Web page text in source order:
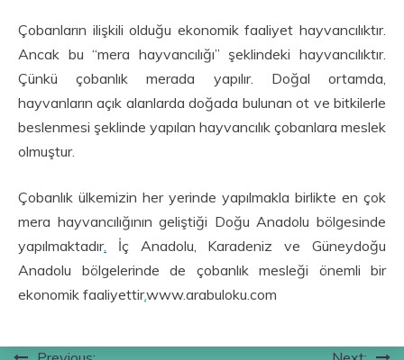
Çobanların ilişkili olduğu ekonomik faaliyet hayvancılıktır.
Ancak bu “mera hayvancılığı” şeklindeki hayvancılıktır.
Çünkü çobanlık merada yapılır. Doğal ortamda,
hayvanların açık alanlarda doğada bulunan ot ve bitkilerle
beslenmesi şeklinde yapılan hayvancılık çobanlara meslek
olmuştur.
Çobanlık ülkemizin her yerinde yapılmakla birlikte en çok
mera hayvancılığının geliştiği Doğu Anadolu bölgesinde
yapılmaktadır. İç Anadolu, Karadeniz ve Güneydoğu
Anadolu bölgelerinde de çobanlık mesleği önemli bir
ekonomik faaliyettir.www.arabuloku.com